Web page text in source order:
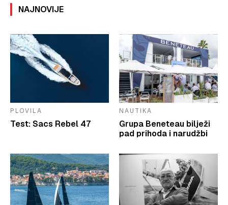
NAJNOVIJE
PLOVILA
Test: Sacs Rebel 47
NAUTIKA
Grupa Beneteau bilježi
pad prihoda i narudžbi